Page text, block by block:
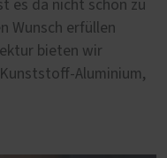
es da nicht schön zu
Wunsch erfüllen
bieten wir
Aluminium,